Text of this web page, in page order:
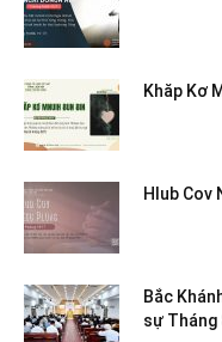
Khăp Kơ
Hlub Cov
Bắc
sự Tháng